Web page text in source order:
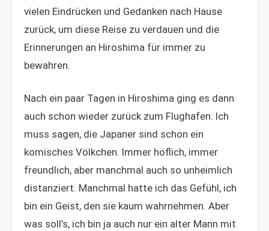
vielen Eindrücken und Gedanken nach Hause
zurück, um diese Reise zu verdauen und die
Erinnerungen an Hiroshima für immer zu
bewahren.
Nach ein paar Tagen in Hiroshima ging es dann
auch schon wieder zurück zum Flughafen. Ich
muss sagen, die Japaner sind schon ein
komisches Völkchen. Immer höflich, immer
freundlich, aber manchmal auch so unheimlich
distanziert. Manchmal hatte ich das Gefühl, ich
bin ein Geist, den sie kaum wahrnehmen. Aber
was soll’s, ich bin ja auch nur ein alter Mann mit